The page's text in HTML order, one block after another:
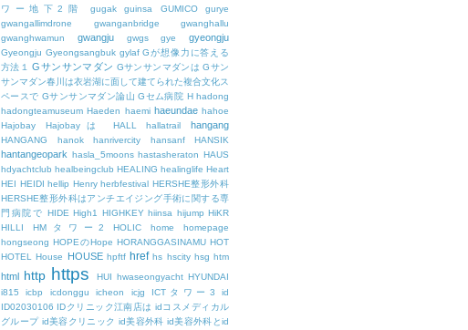
ワー地下2階
gugak guinsa GUMICO
gurye
gwangallimdrone
gwanganbridge
gwanghallu
gwanghwamun
gwangju gwgs gye gyeongju
Gyeongju Gyeongsangbuk gylaf Gが想像力に答える
方法１
Gサンサンマダン Gサンサンマダンは Gサン
サンマダン春川は衣岩湖に面して建てられた複合文化ス
ペースで Gサンサンマダン論山 Gセム病院 H hadong
hadongteamuseum Haeden haemi haeundae hahoe
Hajobay
Hajobayは HALL hallatrail hangang
HANGANG hanok hanrivercity hansanf HANSIK
hantangeopark hasla_5moons hastasheraton HAUS
hdyachtclub healbeingclub HEALING healinglife Heart
HEI HEIDI hellip Henry herbfestival HERSHE整形外科
HERSHE整形外科はアンチエイジング手術に関する専
門病院で HIDE High1 HIGHKEY hiinsa hijump HiKR
HILLI
HMタワー2 HOLIC home
homepage
hongseong HOPEのHope HORANGGASINAMU HOT
HOTEL
House HOUSE hpftf href hs hscity hsg htm
html http https HUI hwaseongyacht HYUNDAI
i815
icbp icdonggu icheon icjg ICTタワー3
id
ID02030106 IDクリニック江南店は idコスメディカル
グループ id美容クリニック id美容外科 id美容外科とid